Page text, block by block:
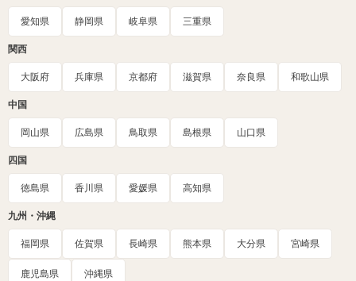
愛知県 静岡県 岐阜県 三重県
関西
大阪府 兵庫県 京都府 滋賀県 奈良県 和歌山県
中国
岡山県 広島県 鳥取県 島根県 山口県
四国
徳島県 香川県 愛媛県 高知県
九州・沖縄
福岡県 佐賀県 長崎県 熊本県 大分県 宮崎県
鹿児島県 沖縄県